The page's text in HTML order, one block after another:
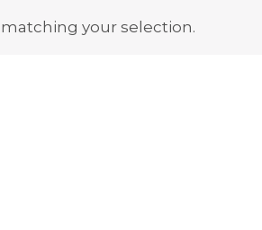
your selection.